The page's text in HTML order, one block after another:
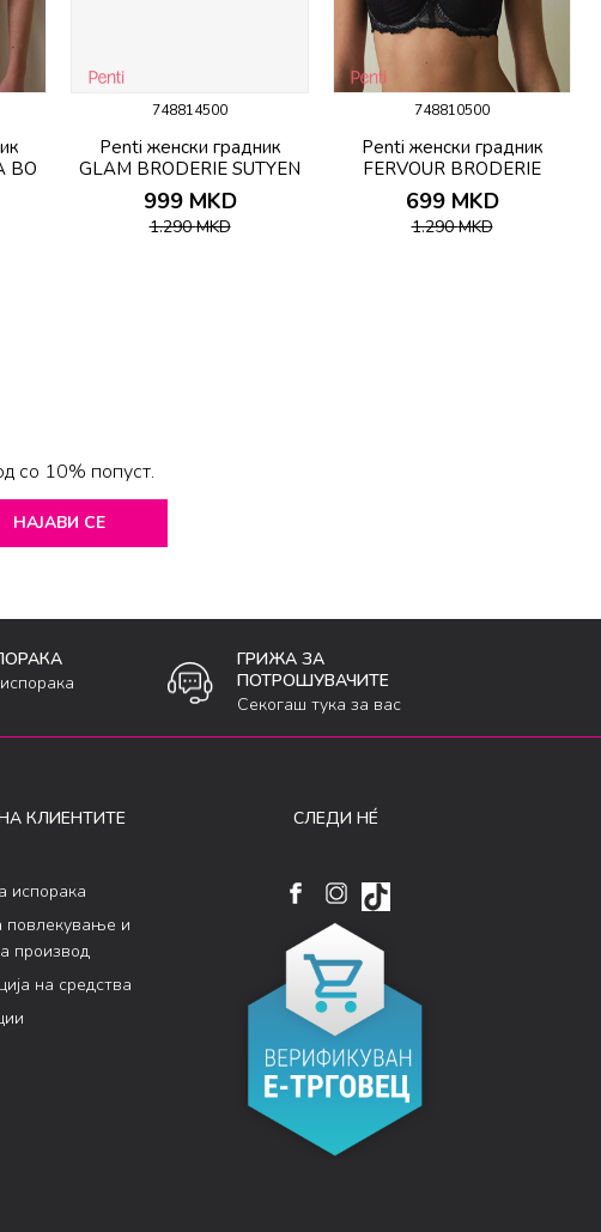
BO
748814500
Penti женски градник
GLAM BRODERIE SUTYEN
B
999 MKD
1.290MKD
748810500
Penti женски градник
FERVOUR BRODERIE
SUTYEN
699 MKD
1.290MKD
со 10% попуст.
НАЈАВИ СЕ
ГРИЖА ЗА
ПОТРОШУВАЧИТЕ
Секогаш тука за вас
КЛИЕНТИТЕ
испорака
повлекување и
производ
на средства
СЛЕДИ НÉ